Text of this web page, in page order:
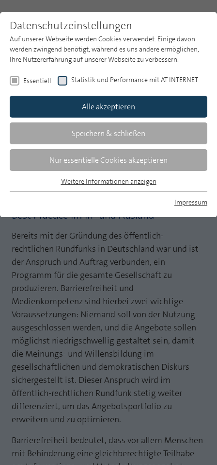
MP auf Mastodon
Newsletter
Publikationsarchiv
Heft 1
Mediale und digitale Teilhabe:
Barrierefreiheit und
Medienkompetenz im öffentlich-
rechtlichen Rundfunk
Best Practice im In- und Ausland
Bereits mit der Gründung des öffentlich-
rechtlichen Rundfunks in Deutschland war und ist
der Anspruch und Auftrag verbunden, ein
Programm für die gesamte Gesellschaft zu
produzieren. Barrierefreiheit und
Medienkompetenz sind hierbei zwei wichtige
Voraussetzungen: Niemand soll von der Nutzung
ausgeschlossen werden, und die Angebote sollen
möglichst niedrigschwellig gestaltet sein, damit
die Meinungs- und Willensbildung im
gesellschaftlichen und demokratischen Diskurs
sichergestellt ist. Dieser Anspruch wird im
öffentlich-rechtlichen Rundfunk stetig weiter
differenziert, um das Angebotsportfolio zu
erweitern und zu optimieren.
Barrierefreiheit bedeutet, dass vor allem Menschen
mit Behinderung eine gleichberechtigte Teilhabe
Datenschutzeinstellungen
Auf unserer Webseite werden Cookies verwendet. Einige davon
werden zwingend benötigt, während es uns andere ermöglichen,
Ihre Nutzererfahrung auf unserer Webseite zu verbessern.
Essentiell Statistik und Performance mit AT INTERNET
Alle akzeptieren
Speichern & schließen
Nur essentielle Cookies akzeptieren
Essentielle Cookies werden für grundlegende Funktionen der
Webseite einwandfrei funktioniert.
Name fe_typo_user
Anbieter TYPO3
Laufzeit
Zweck
Dieses Cookie ist ein Standard-Session-
Cookie von TYPO3. Es speichert im Falle
eines Benutzer-Logins die Session ID
mithilfe derer der eingeloggte User
wiedererkannt wird, um ihm Zugang zu
geschützten Bereichen zu gewähren.
Name PHPSESSID
Anbieter php
Zweck PHPs Standard Sitzungs Identifikation
Cookie-Informationen anzeigen
Statistik und Performance mit AT INTERNET
CROSS-DEVICE ANALYTICS LÖSUNG
Name atidvisitor
Anbieter AT INTERNET
Laufzeit 1 Jahr
Zweck
Cookie von AT INTERNET zur Steuerung der
erweiterten Script- und Ereignisbehandlung
Name atuserid
Anbieter AT INTERNET
Laufzeit 1 Jahr
Cookie-Informationen anzeigen
Weitere Informationen anzeigen
Impressum